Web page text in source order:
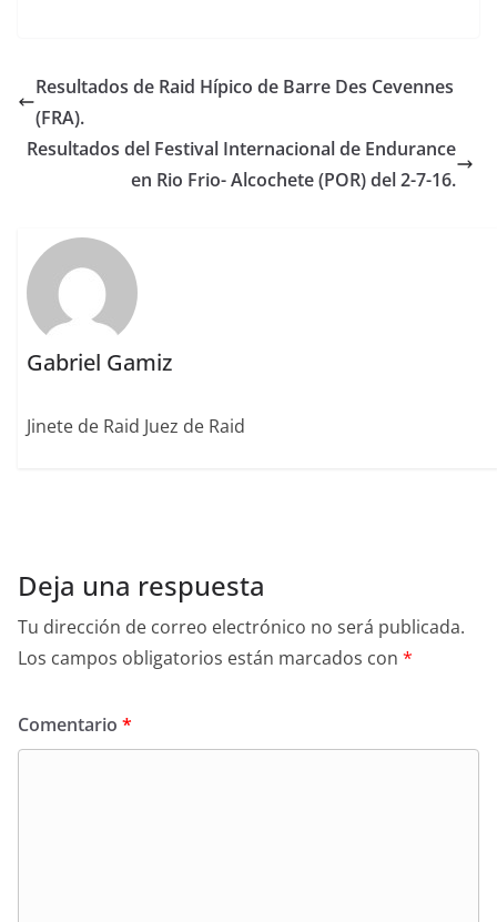
e
b
o
te l e
n
l rep
rt
ir
Resultados de Raid Hípico de Barre Des Cevennes
(FRA).
Resultados del Festival Internacional de Endurance
en Rio Frio- Alcochete (POR) del 2-7-16.
Gabriel Gamiz
Jinete de Raid Juez de Raid
Deja una respuesta
Tu dirección de correo electrónico no será publicada.
Los campos obligatorios están marcados con *
Comentario *